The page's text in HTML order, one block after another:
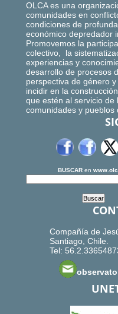
OLCA es una
comunidades en
condiciones de
económico depredador
Promovemos la
colectivo, la
experiencias y
desarrollo de procesos
perspectiva de género
incidir en la
que estén al servicio de
comunidades y pueblos
BUSCAR en
Compañía de
Santiago, Chile.
Tel: